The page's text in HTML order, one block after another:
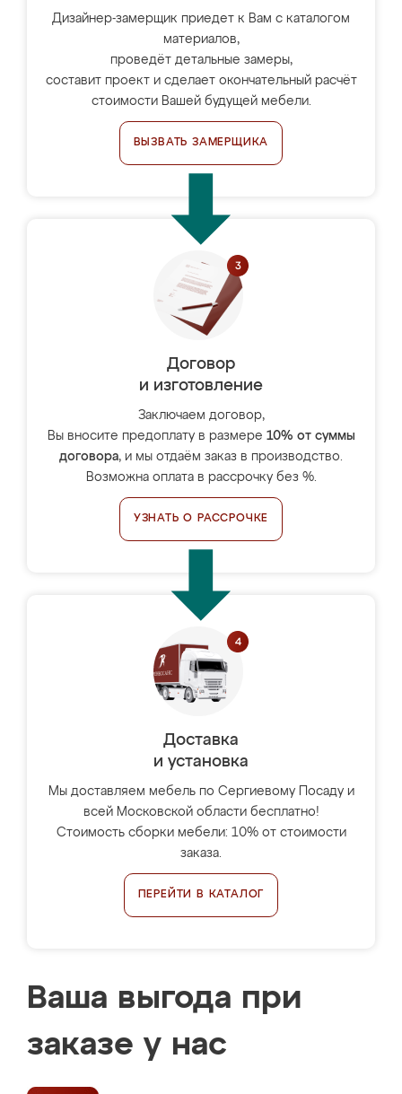
Дизайнер-замерщик приедет к Вам с каталогом
материалов,
проведёт детальные замеры,
составит проект и сделает окончательный расчёт
стоимости Вашей будущей мебели.
ВЫЗВАТЬ ЗАМЕРЩИКА
Договор
и изготовление
Заключаем договор,
Вы вносите предоплату в размере 10% от суммы
договора, и мы отдаём заказ в производство.
Возможна оплата в рассрочку без %.
УЗНАТЬ О РАССРОЧКЕ
Доставка
и установка
Мы доставляем мебель по Сергиевому Посаду и
всей Московской области бесплатно!
Стоимость сборки мебели: 10% от стоимости
заказа.
ПЕРЕЙТИ В КАТАЛОГ
Ваша выгода при
заказе у нас